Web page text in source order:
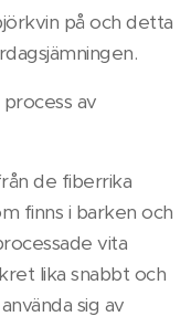
på och detta
av
de fiberrika
finns i barken och
vita
lika snabbt och
sig av